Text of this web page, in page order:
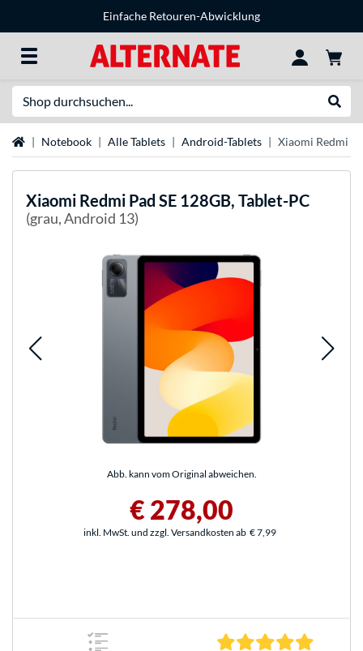
Einfache Retouren-Abwicklung
StartseiteNotebook Alle Tablets Android-Tablets Xiaomi Redmi
Xiaomi Redmi Pad SE 128GB, Tablet-PC
(grau, Android 13)
Abb. kann vom Original abweichen.
€ 278,00
inkl. MwSt. und zzgl. Versandkosten ab € 7,99